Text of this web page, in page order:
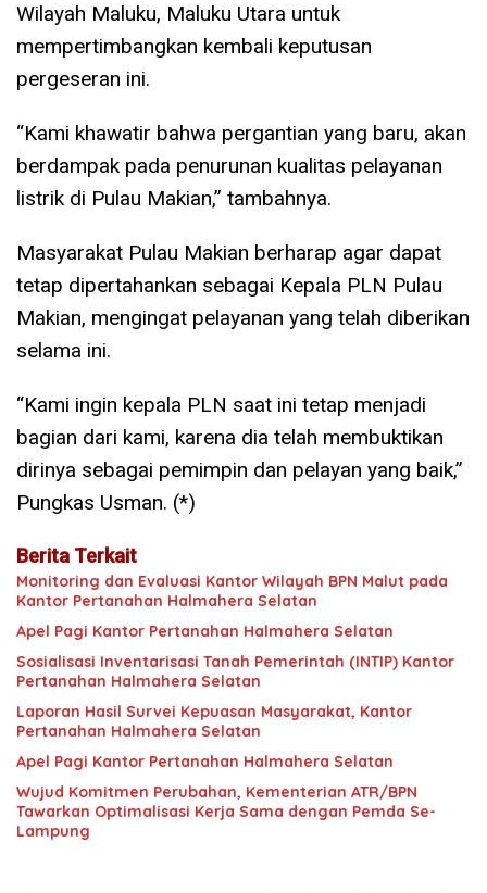
Wilayah Maluku, Maluku Utara untuk
mempertimbangkan kembali keputusan
pergeseran ini.
“Kami khawatir bahwa pergantian yang baru, akan
berdampak pada penurunan kualitas pelayanan
listrik di Pulau Makian,” tambahnya.
Masyarakat Pulau Makian berharap agar dapat
tetap dipertahankan sebagai Kepala PLN Pulau
Makian, mengingat pelayanan yang telah diberikan
selama ini.
“Kami ingin kepala PLN saat ini tetap menjadi
bagian dari kami, karena dia telah membuktikan
dirinya sebagai pemimpin dan pelayan yang baik,”
Pungkas Usman. (*)
Berita Terkait
Monitoring dan Evaluasi Kantor Wilayah BPN Malut pada
Kantor Pertanahan Halmahera Selatan
Apel Pagi Kantor Pertanahan Halmahera Selatan
Sosialisasi Inventarisasi Tanah Pemerintah (INTIP) Kantor
Pertanahan Halmahera Selatan
Laporan Hasil Survei Kepuasan Masyarakat, Kantor
Pertanahan Halmahera Selatan
Apel Pagi Kantor Pertanahan Halmahera Selatan
Wujud Komitmen Perubahan, Kementerian ATR/BPN
Tawarkan Optimalisasi Kerja Sama dengan Pemda Se-
Lampung